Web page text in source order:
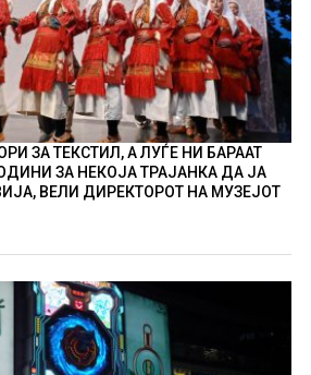
ЗА ТЕКСТИЛ, А ЛУЃЕ НИ БАРААТ
ЗА НЕКОЈА ТРАЈАНКА ДА ЈА
ВЕЛИ ДИРЕКТОРОТ НА МУЗЕЈОТ